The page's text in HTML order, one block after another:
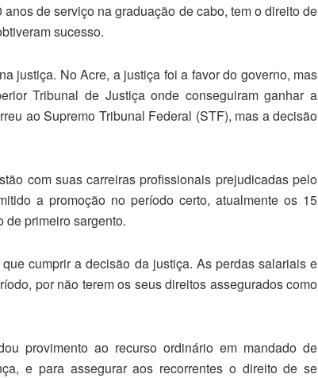
de serviço na graduação de cabo, tem o direito de
sucesso.
justiça. No Acre, a justiça foi a favor do governo, mas
Tribunal de Justiça onde conseguiram ganhar a
ao Supremo Tribunal Federal (STF), mas a decisão
com suas carreiras profissionais prejudicadas pelo
a promoção no período certo, atualmente os 15
de primeiro sargento.
cumprir a decisão da justiça. As perdas salariais e
por não terem os seus direitos assegurados como
provimento ao recurso ordinário em mandado de
e para assegurar aos recorrentes o direito de se